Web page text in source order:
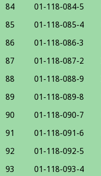
84
01-118-084-5
85
01-118-085-4
86
01-118-086-3
87
01-118-087-2
88
01-118-088-9
89
01-118-089-8
90
01-118-090-7
91
01-118-091-6
92
01-118-092-5
93
01-118-093-4